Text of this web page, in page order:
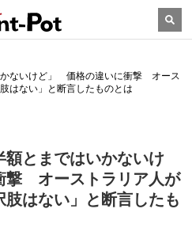
かないけど」 価格の違いに衝撃 オース
はない」と断言したものとは
額とまではいかないけ
撃 オーストラリア人が
肢はない」と断言したも